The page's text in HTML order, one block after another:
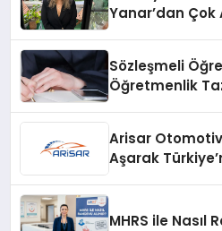
Yanar’dan Çok
Sözleşmeli
Öğretmenlik
Arisar
Aşarak
MHRS ile Nasıl